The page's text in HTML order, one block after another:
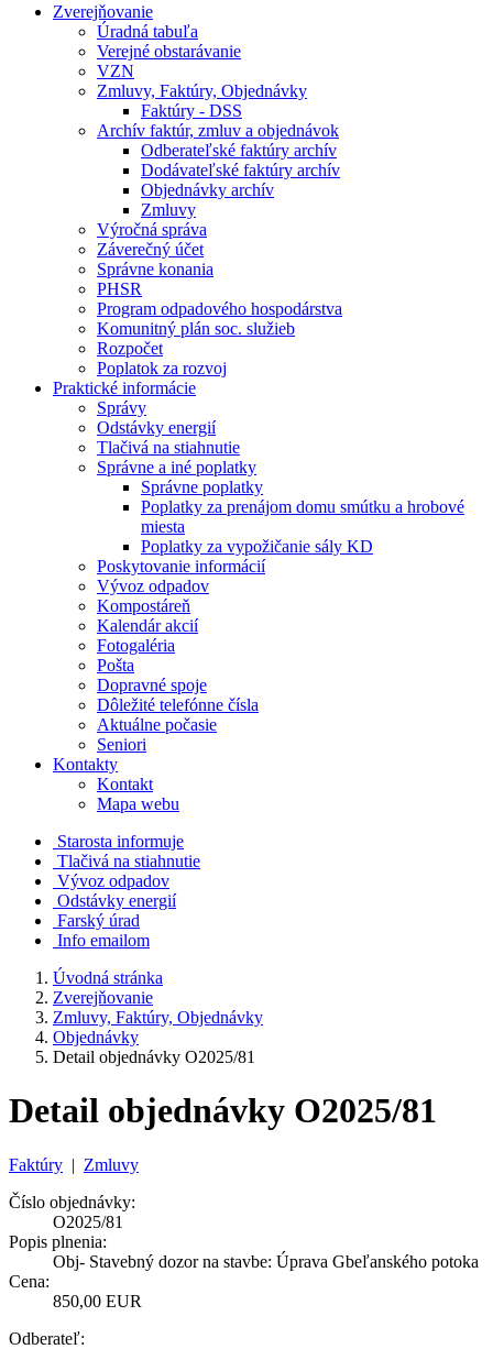
Zverejňovanie
Úradná tabuľa
Verejné obstarávanie
VZN
Zmluvy, Faktúry, Objednávky
Faktúry - DSS
Archív faktúr, zmluv a objednávok
Odberateľské faktúry archív
Dodávateľské faktúry archív
Objednávky archív
Zmluvy
Výročná správa
Záverečný účet
Správne konania
PHSR
Program odpadového hospodárstva
Komunitný plán soc. služieb
Rozpočet
Poplatok za rozvoj
Praktické informácie
Správy
Odstávky energií
Tlačivá na stiahnutie
Správne a iné poplatky
Správne poplatky
Poplatky za prenájom domu smútku a hrobové
miesta
Poplatky za vypožičanie sály KD
Poskytovanie informácií
Vývoz odpadov
Kompostáreň
Kalendár akcií
Fotogaléria
Pošta
Dopravné spoje
Dôležité telefónne čísla
Aktuálne počasie
Seniori
Kontakty
Kontakt
Mapa webu
Starosta informuje
Tlačivá na stiahnutie
Vývoz odpadov
Odstávky energií
Farský úrad
Info emailom
Úvodná stránka
Zverejňovanie
Zmluvy, Faktúry, Objednávky
Objednávky
Detail objednávky O2025/81
Detail objednávky O2025/81
Faktúry | Zmluvy
Číslo objednávky:
O2025/81
Popis plnenia:
Obj- Stavebný dozor na stavbe: Úprava Gbeľanského potoka
Cena:
850,00 EUR
Odberateľ: